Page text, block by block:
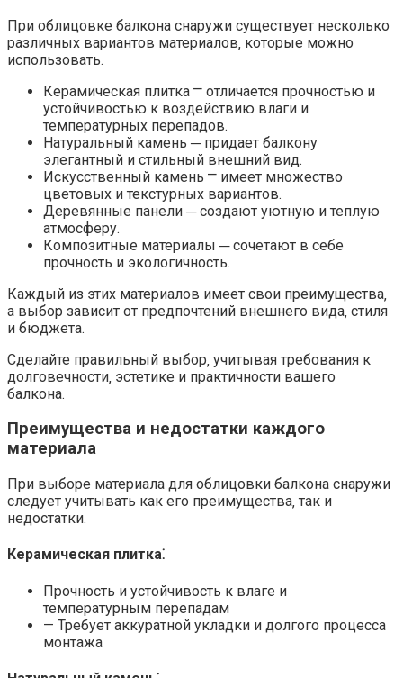
При облицовке балкона снаружи существует несколько
различных вариантов материалов‚ которые можно
использовать.
Керамическая плитка ⎻ отличается прочностью и
устойчивостью к воздействию влаги и
температурных перепадов.
Натуральный камень ─ придает балкону
элегантный и стильный внешний вид.
Искусственный камень ⎻ имеет множество
цветовых и текстурных вариантов.​
Деревянные панели ─ создают уютную и теплую
атмосферу.​
Композитные материалы ─ сочетают в себе
прочность и экологичность.​
Каждый из этих материалов имеет свои преимущества‚
а выбор зависит от предпочтений внешнего вида‚ стиля
и бюджета.​
Сделайте правильный выбор‚ учитывая требования к
долговечности‚ эстетике и практичности вашего
балкона.​
Преимущества и недостатки каждого
материала
При выборе материала для облицовки балкона снаружи
следует учитывать как его преимущества‚ так и
недостатки.
Керамическая плитка⁚
Прочность и устойчивость к влаге и
температурным перепадам
— Требует аккуратной укладки и долгого процесса
монтажа